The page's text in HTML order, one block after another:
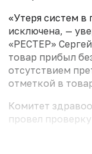
«Утеря систем в
исключена, —
«РЕСТЕР»
товар прибыл
отсутствием
отметкой в
Комитет
провел